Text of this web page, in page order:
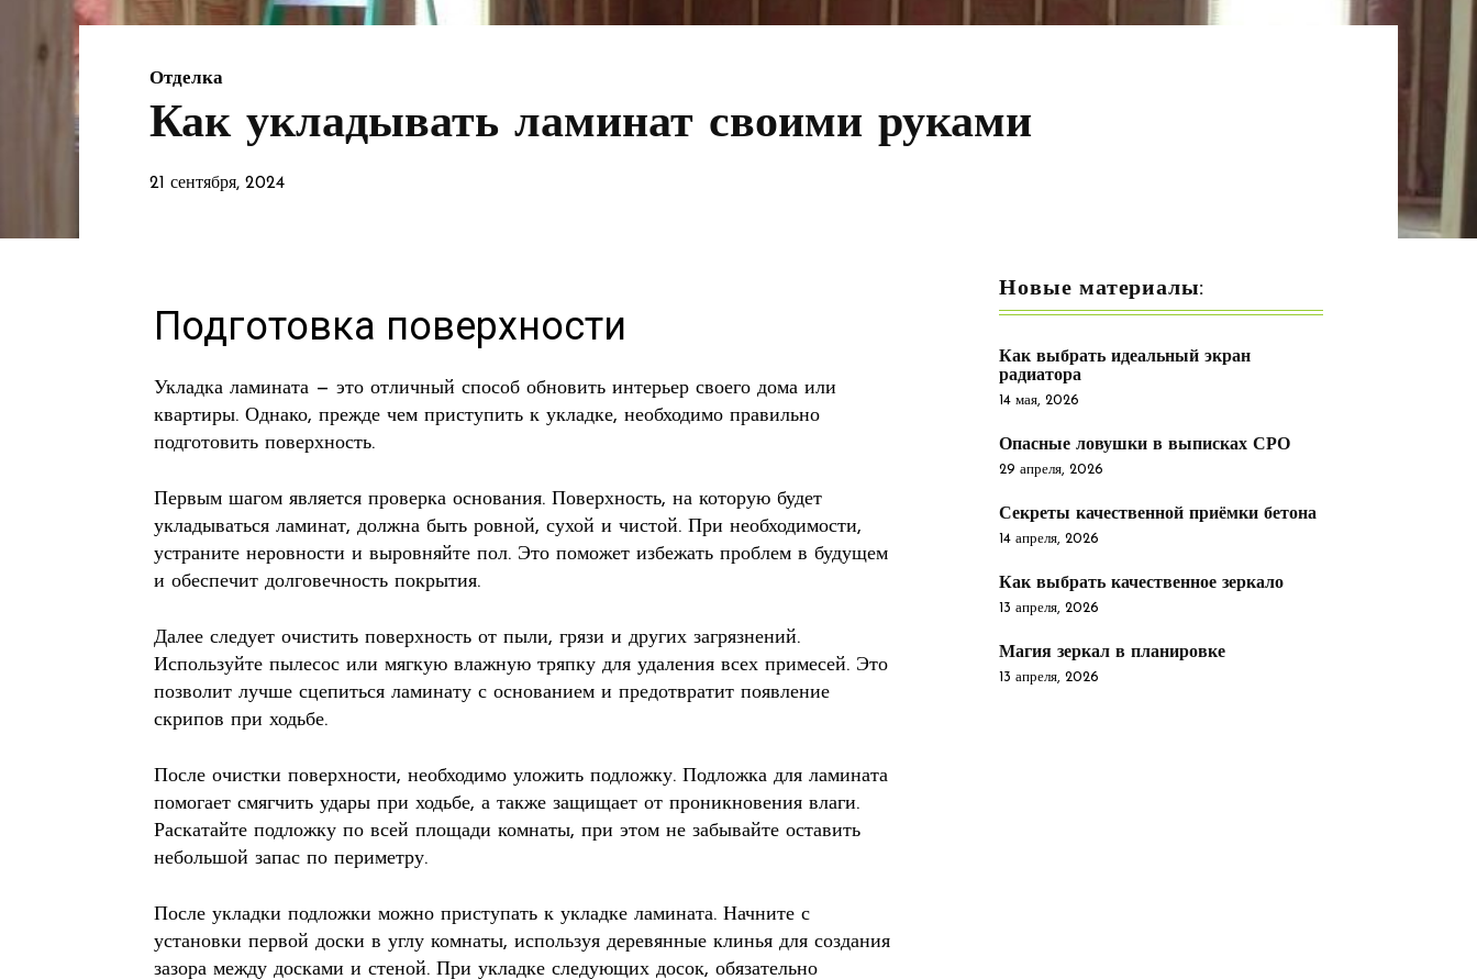
Отделка
Как укладывать ламинат своими руками
21 сентября, 2024
Подготовка поверхности
Укладка ламината — это отличный способ обновить интерьер своего дома или
квартиры. Однако, прежде чем приступить к укладке, необходимо правильно
подготовить поверхность.
Первым шагом является проверка основания. Поверхность, на которую будет
укладываться ламинат, должна быть ровной, сухой и чистой. При необходимости,
устраните неровности и выровняйте пол. Это поможет избежать проблем в будущем
и обеспечит долговечность покрытия.
Далее следует очистить поверхность от пыли, грязи и других загрязнений.
Используйте пылесос или мягкую влажную тряпку для удаления всех примесей. Это
позволит лучше сцепиться ламинату с основанием и предотвратит появление
скрипов при ходьбе.
После очистки поверхности, необходимо уложить подложку. Подложка для ламината
помогает смягчить удары при ходьбе, а также защищает от проникновения влаги.
Раскатайте подложку по всей площади комнаты, при этом не забывайте оставить
небольшой запас по периметру.
После укладки подложки можно приступать к укладке ламината. Начните с
установки первой доски в углу комнаты, используя деревянные клинья для создания
зазора между досками и стеной. При укладке следующих досок, обязательно
Новые материалы:
Как выбрать идеальный экран
радиатора
14 мая, 2026
Опасные ловушки в выписках СРО
29 апреля, 2026
Секреты качественной приёмки бетона
14 апреля, 2026
Как выбрать качественное зеркало
13 апреля, 2026
Магия зеркал в планировке
13 апреля, 2026